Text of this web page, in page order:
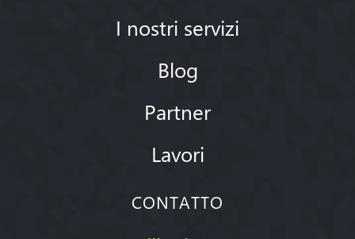
I nostri servizi
Blog
Partner
Lavori
CONTATTO